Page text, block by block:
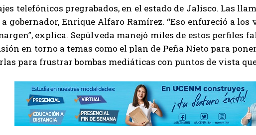
telefónicos pregrabados, en el estado de Jalisco. Las
gobernador, Enrique Alfaro Ramírez. “Eso enfureció a
explica. Sepúlveda manejó miles de estos perfiles
en torno a temas como el plan de Peña Nieto para
para frustrar bombas mediáticas con puntos de vista